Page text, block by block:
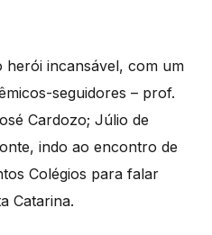
herói incansável, com um
seguidores – prof.
Cardozo; Júlio de
indo ao encontro de
Colégios para falar
Catarina.